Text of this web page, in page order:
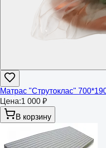
Матрас "Струтоклас"
Цена:1 000 ₽
В корзину